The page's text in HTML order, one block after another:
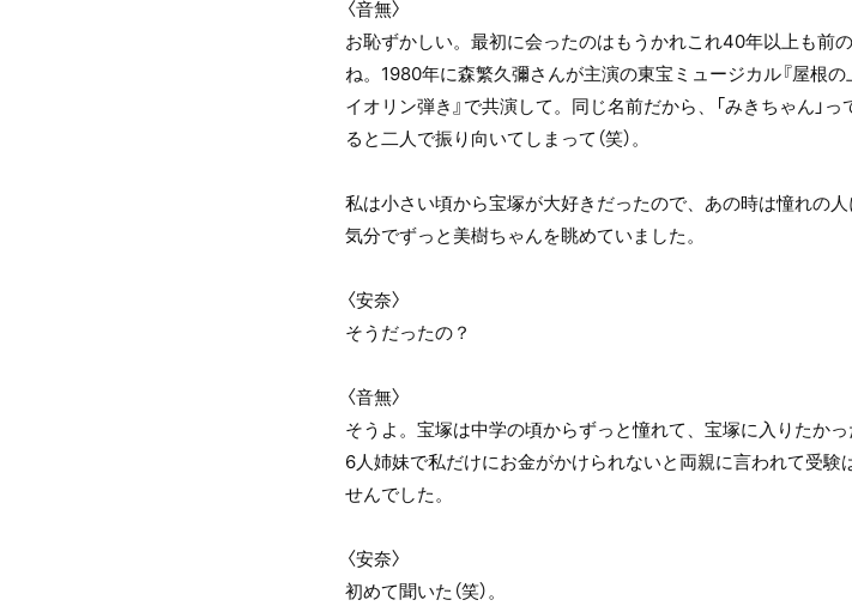
〈音無〉
お恥ずかしい。最初に会ったのはもうかれこれ40年以上も前
ね。1980年に森繁久彌さんが主演の東宝ミュージカル『屋根の
イオリン弾き』で共演して。同じ名前だから、「みきちゃん」っ
ると二人で振り向いてしまって（笑）。
私は小さい頃から宝塚が大好きだったので、あの時は憧れの
気分でずっと美樹ちゃんを眺めていました。
〈安奈〉
そうだったの？
〈音無〉
そうよ。宝塚は中学の頃からずっと憧れて、宝塚に入りたかっ
6人姉妹で私だけにお金がかけられないと両親に言われて受験
せんでした。
〈安奈〉
初めて聞いた（笑）。